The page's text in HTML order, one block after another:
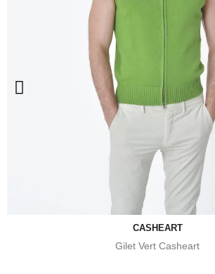
CASHEART
Gilet Vert Casheart